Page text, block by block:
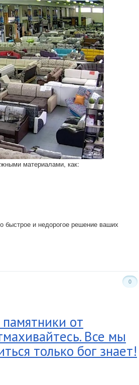
материалами, как:
и недорогое решение ваших
0
от
Все мы
только бог знает!